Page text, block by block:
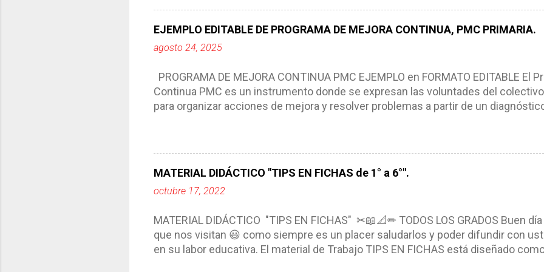
Tiene un carácter flexible, es decir permite realizar ajustes para mejorar los
interacción de otros miembros de la comunidad educativa. Compañeros
EJEMPLO EDITABLE DE PROGRAMA DE MEJORA CONTINUA, PMC PRIMARIA.
agosto 24, 2025
PROGRAMA DE MEJORA CONTINUA PMC EJEMPLO en FORMATO EDITABLE El
Continua PMC es un instrumento donde se expresan las voluntades del
para organizar acciones de mejora y resolver problemas a partir de un
concreta y realista que, a partir de un diagnóstico amplio de las condiciones
problemáticas escolares de manera priorizada y en tiempos establecidos.
PROGRAMA DE MEJORA CONTINUA *Basarse en un diagnóstico escolar
comunidad educativa. *Enmarcarse en una política de participación y
estrategia de c...
MATERIAL DIDÁCTICO "TIPS EN FICHAS de 1° a 6°".
octubre 17, 2022
MATERIAL DIDÁCTICO "TIPS EN FICHAS" ✂📖📐✏ TODOS LOS GRADOS Buen
que nos visitan 😃 como siempre es un placer saludarlos y poder difundir con
en su labor educativa. El material de Trabajo TIPS EN FICHAS está diseñado